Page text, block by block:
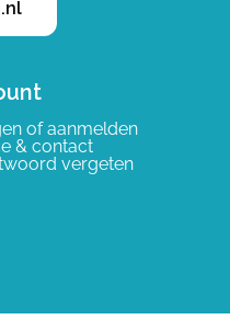
of aanmelden
& contact
vergeten